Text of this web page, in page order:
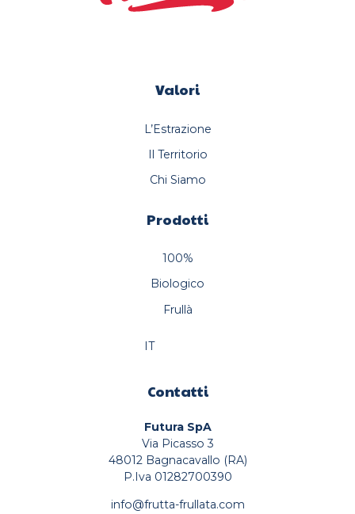
Valori
L’Estrazione
Il Territorio
Chi Siamo
Prodotti
100%
Biologico
Frullà
IT
Contatti
Futura SpA
Via Picasso 3
48012 Bagnacavallo (RA)
P.Iva 01282700390
info@frutta-frullata.com